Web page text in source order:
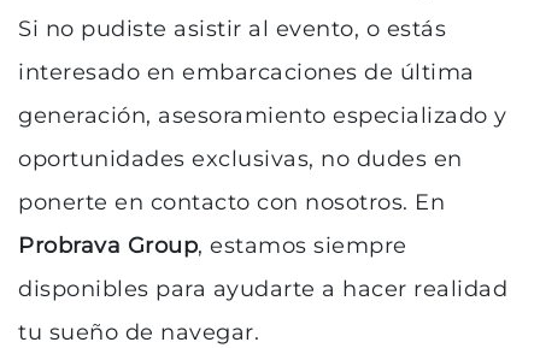
Si no pudiste asistir al evento, o estás
interesado en embarcaciones de última
generación, asesoramiento especializado y
oportunidades exclusivas, no dudes en
ponerte en contacto con nosotros. En
Probrava Group, estamos siempre
disponibles para ayudarte a hacer realidad
tu sueño de navegar.